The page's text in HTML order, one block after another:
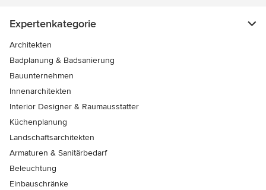
Expertenkategorie
Architekten
Badplanung & Badsanierung
Bauunternehmen
Innenarchitekten
Interior Designer & Raumausstatter
Küchenplanung
Landschaftsarchitekten
Armaturen & Sanitärbedarf
Beleuchtung
Einbauschränke